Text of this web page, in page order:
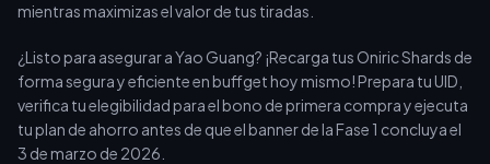
mientras maximizas el valor de tus tiradas.
¿Listo para asegurar a Yao Guang? ¡Recarga tus Oniric Shards de
forma segura y eficiente en buffget hoy mismo! Prepara tu UID,
verifica tu elegibilidad para el bono de primera compra y ejecuta
tu plan de ahorro antes de que el banner de la Fase 1 concluya el
3 de marzo de 2026.